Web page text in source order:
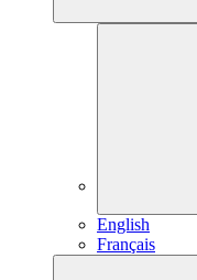
English
Français